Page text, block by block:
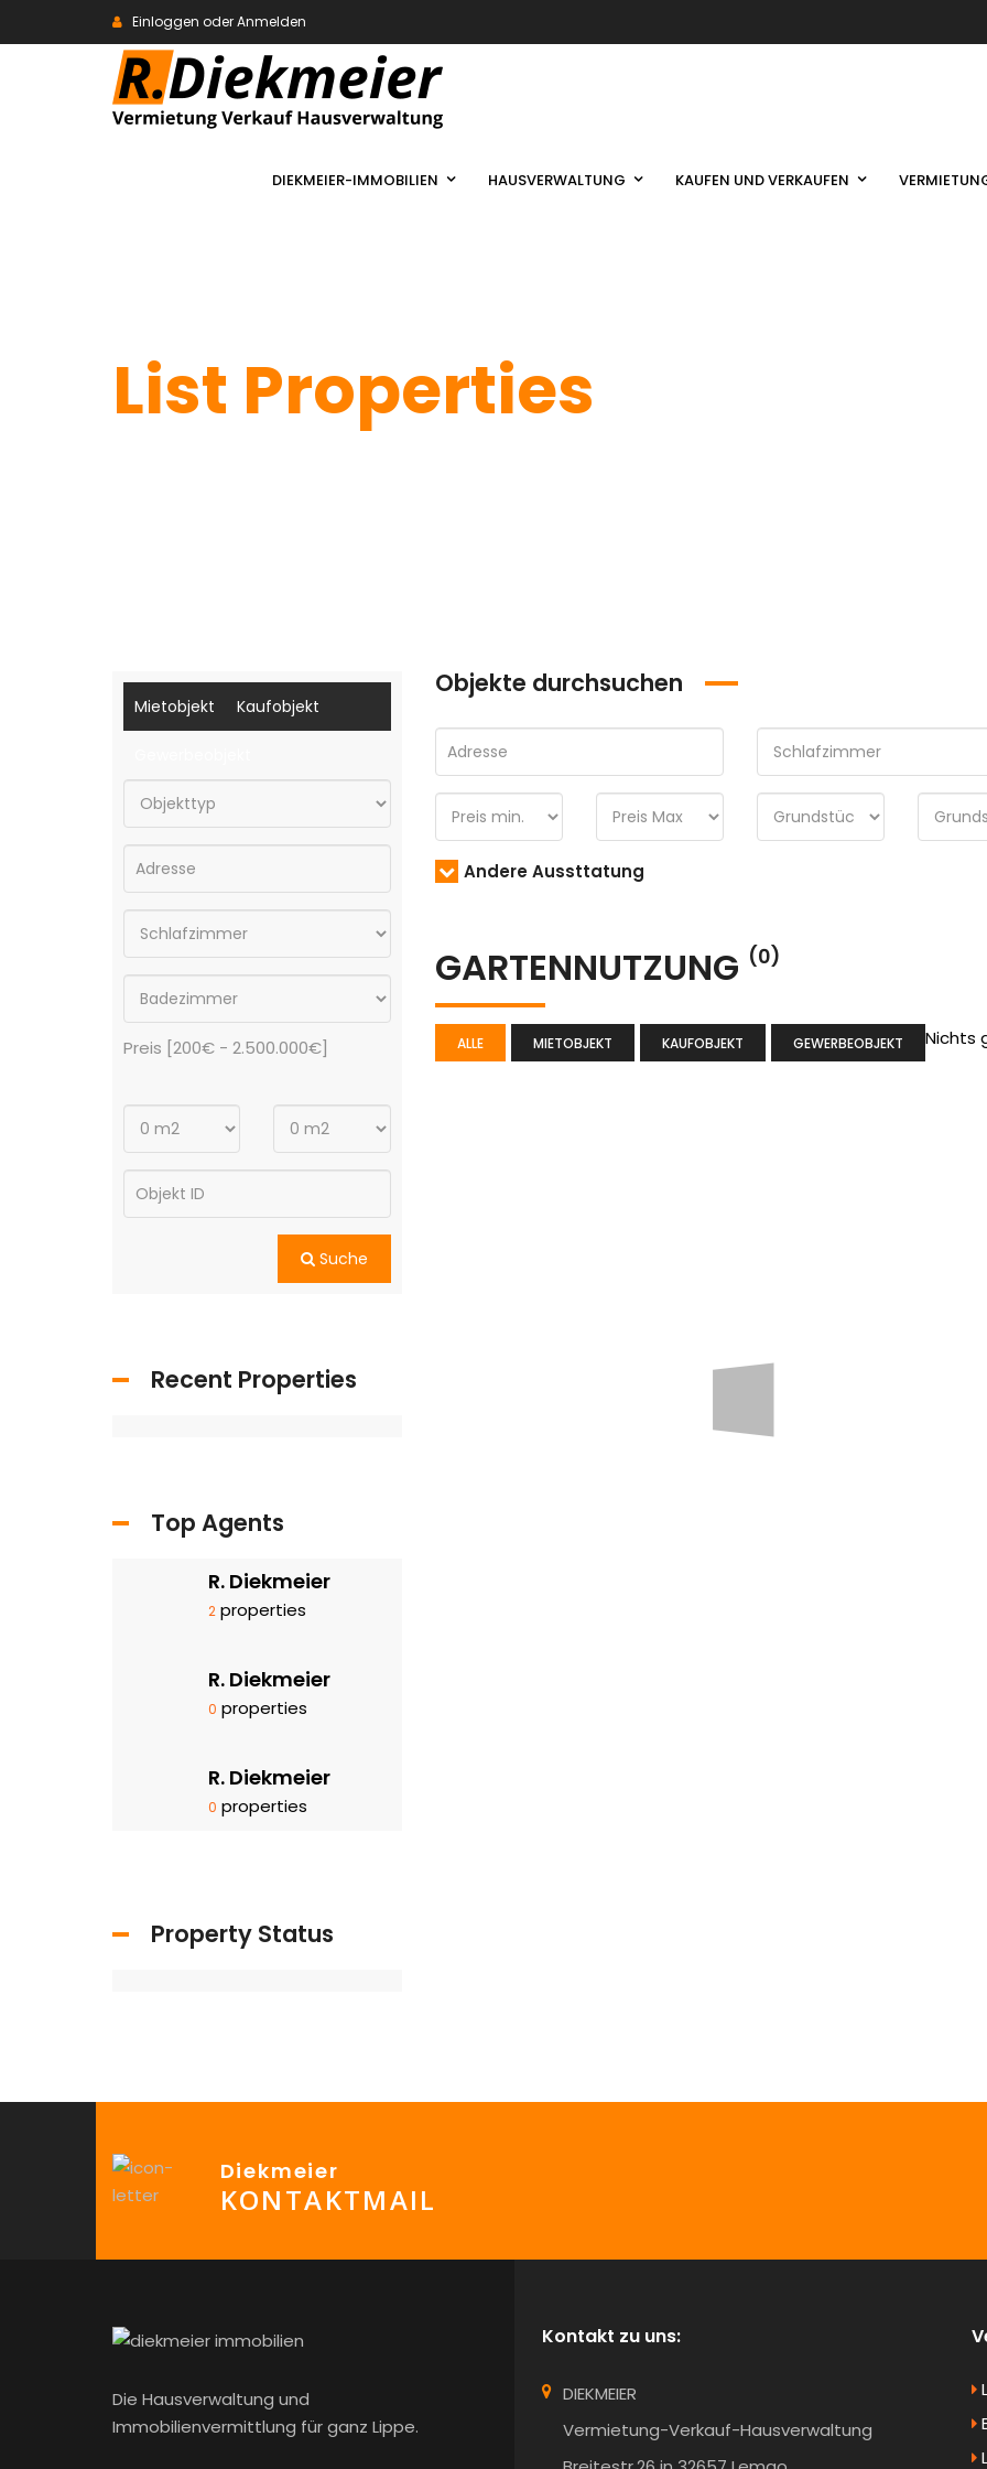
Einloggen oder Anmelden
DIEKMEIER-IMMOBILIEN HAUSVERWALTUNG KAUFEN UND VERKAUFEN
List Properties
Objekte durchsuchen
Andere Aussttatung
GARTENNUTZUNG (0)
ALLE MIETOBJEKT KAUFOBJEKT GEWERBEOBJEKT Nichts
Mietobjekt Kaufobjekt
Preis [200€ - 2.500.000€]
Suche
Recent Properties
Top Agents
R. Diekmeier
2 properties
R. Diekmeier
0 properties
R. Diekmeier
0 properties
Property Status
Diekmeier
KONTAKTMAIL
Die Hausverwaltung und
Immobilienvermittlung für ganz Lippe.
Kontakt zu uns:
DIEKMEIER
Vermietung-Verkauf-Hausverwaltung